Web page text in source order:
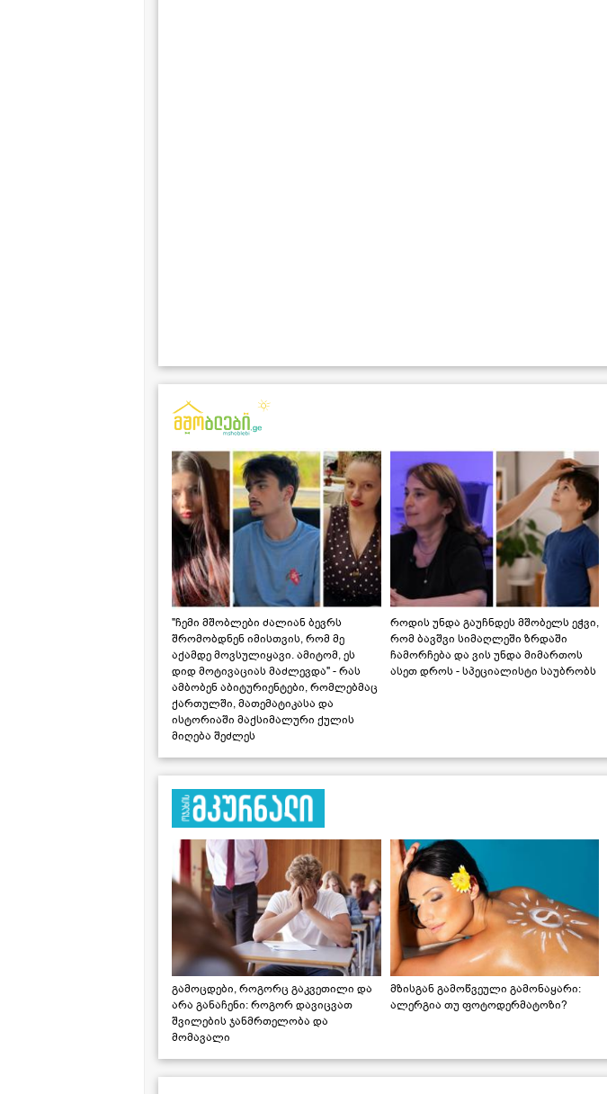
"ჩემი მშობლები ძალიან ბევრს
შრომობდნენ იმისთვის, რომ მე
აქამდე მოვსულიყავი. ამიტომ, ეს
დიდ მოტივაციას მაძლევდა" - რას
ამბობენ აბიტურიენტები, რომლებმაც
ქართულში, მათემატიკასა და
ისტორიაში მაქსიმალური ქულის
მიღება შეძლეს
როდის უნდა გაუჩნდეს მშობელს ეჭვი,
რომ ბავშვი სიმაღლეში ზრდაში
ჩამორჩება და ვის უნდა მიმართოს
ასეთ დროს - სპეციალისტი საუბრობს
გამოცდები, როგორც გაკვეთილი და
არა განაჩენი: როგორ დავიცვათ
შვილების ჯანმრთელობა და
მომავალი
მზისგან გამოწვეული გამონაყარი:
ალერგია თუ ფოტოდერმატოზი?